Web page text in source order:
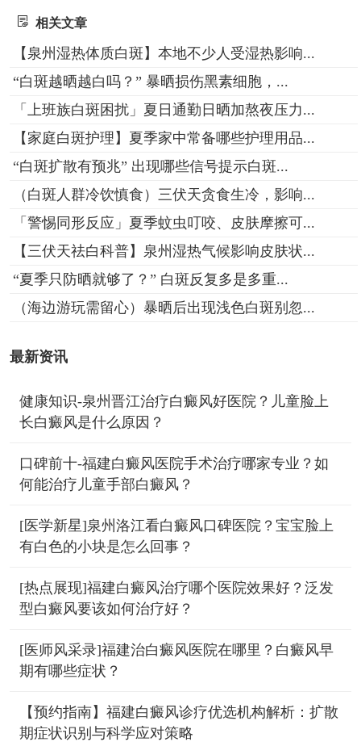
相关文章
【泉州湿热体质白斑】本地不少人受湿热影响...
“白斑越晒越白吗？” 暴晒损伤黑素细胞，...
「上班族白斑困扰」夏日通勤日晒加熬夜压力...
【家庭白斑护理】夏季家中常备哪些护理用品...
“白斑扩散有预兆” 出现哪些信号提示白斑...
（白斑人群冷饮慎食）三伏天贪食生冷，影响...
「警惕同形反应」夏季蚊虫叮咬、皮肤摩擦可...
【三伏天祛白科普】泉州湿热气候影响皮肤状...
“夏季只防晒就够了？” 白斑反复多是多重...
（海边游玩需留心）暴晒后出现浅色白斑别忽...
最新资讯
健康知识-泉州晋江治疗白癜风好医院？儿童脸上
长白癜风是什么原因？
口碑前十-福建白癜风医院手术治疗哪家专业？如
何能治疗儿童手部白癜风？
[医学新星]泉州洛江看白癜风口碑医院？宝宝脸上
有白色的小块是怎么回事？
[热点展现]福建白癜风治疗哪个医院效果好？泛发
型白癜风要该如何治疗好？
[医师风采录]福建治白癜风医院在哪里？白癜风早
期有哪些症状？
【预约指南】福建白癜风诊疗优选机构解析：扩散
期症状识别与科学应对策略